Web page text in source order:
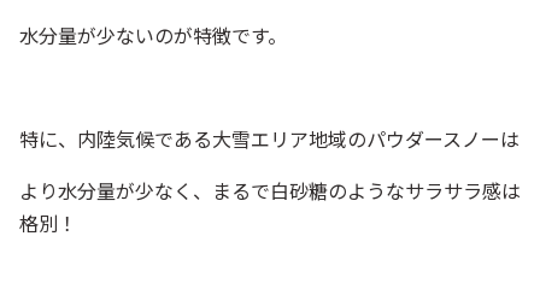
水分量が少ないのが特徴です。
特に、内陸気候である大雪エリア地域のパウダースノーは
より水分量が少なく、まるで白砂糖のようなサラサラ感は
格別！